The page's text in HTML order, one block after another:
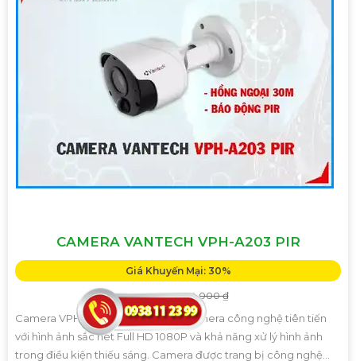
CAMERA VANTECH VPH-A203 PIR
Giá Khuyến Mại: 30%
Giá Bán: 1,400,000 ₫
Camera VPH-A203PIR là một loại camera công nghệ tiên tiến
với hình ảnh sắc nét Full HD 1080P và khả năng xử lý hình ảnh
trong điều kiện thiếu sáng. Camera được trang bị công nghệ...